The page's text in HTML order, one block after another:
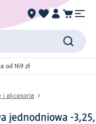
od 169 zł
i akcesoria
jednodniowa -3,25,